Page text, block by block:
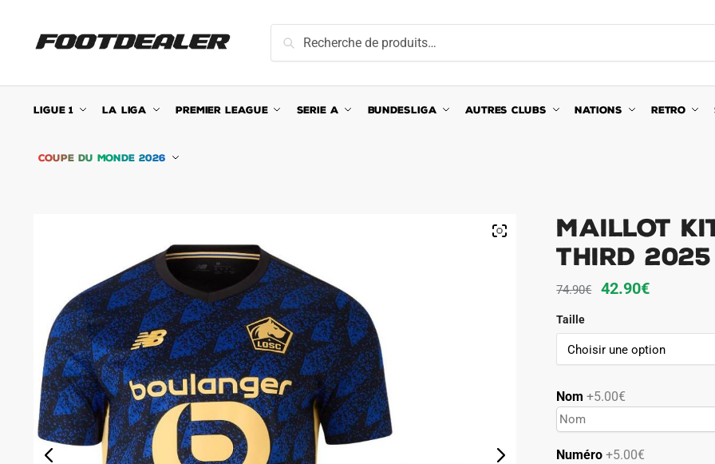
navigation
content
pour :
Recherche
LIGUE 1 LA LIGA PREMIER LEAGUE SERIE A BUNDESLIGA AUTRES CLUBS NATIONS RETRO
COUPE DU MONDE 2026
Maillot Kit
Third 2025
74.90€
Le
initial
était :
42.90€Le
actuel
est :
Taille
Nom +5.00€
Numéro+5.00€